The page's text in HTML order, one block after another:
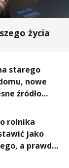
życia
starego
nowe
źródło
lepszy
rolnika
jako
a prawda